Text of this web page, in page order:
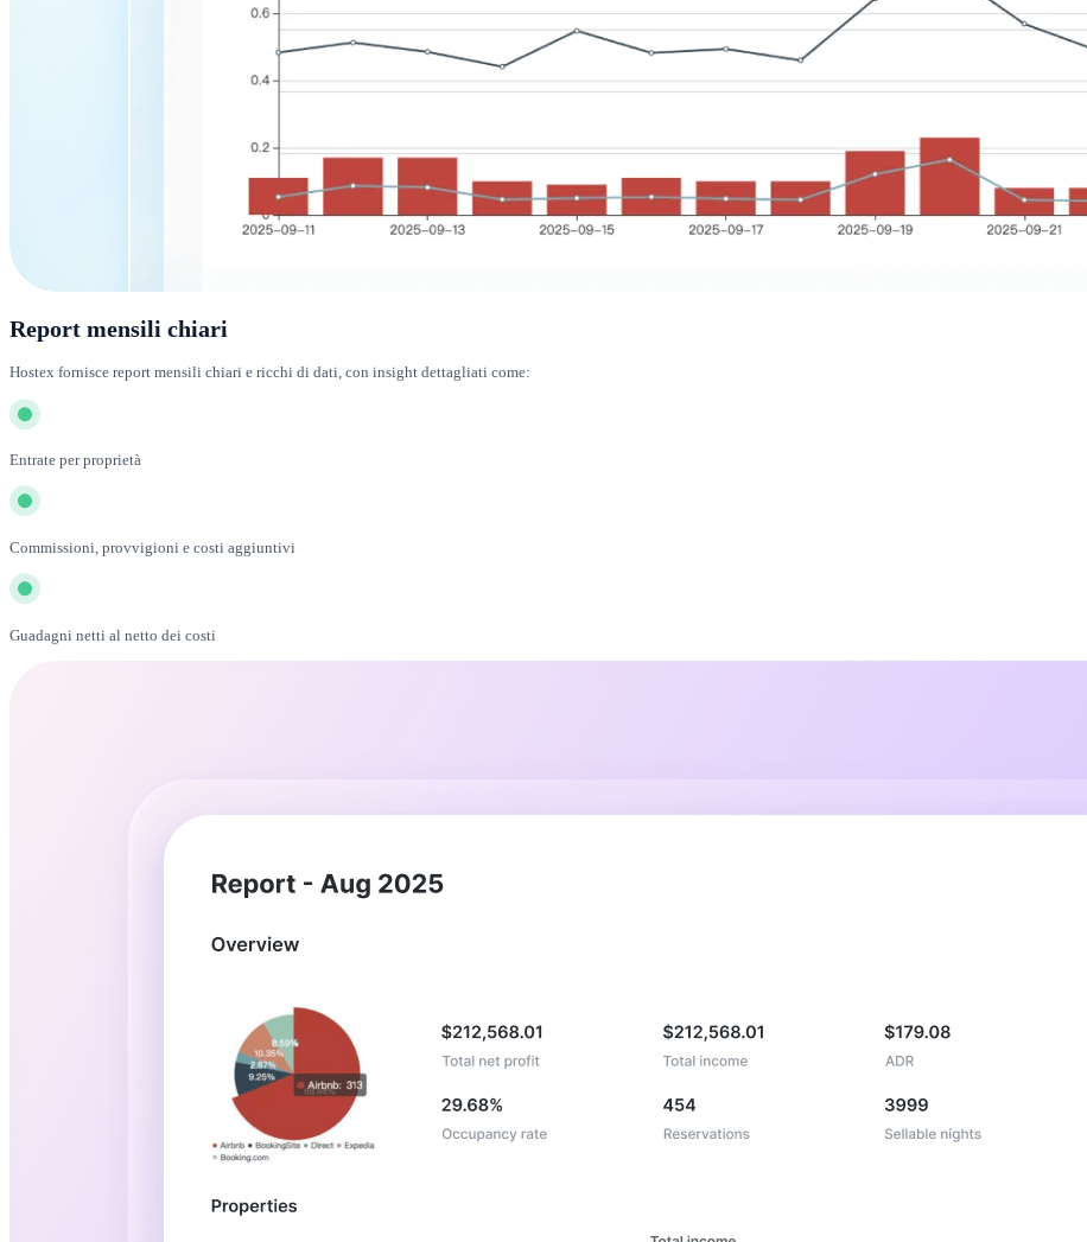
Report mensili chiari
Hostex fornisce report mensili chiari e ricchi di dati, con insight dettagliati come:
Entrate per proprietà
Commissioni, provvigioni e costi aggiuntivi
Guadagni netti al netto dei costi